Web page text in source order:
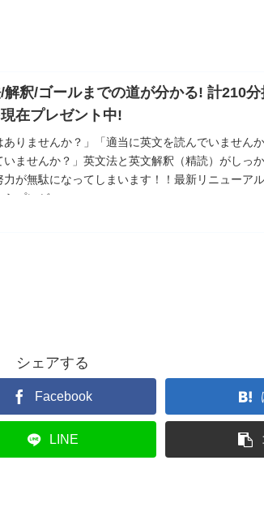
/解釈/ゴールまでの道が分かる! 計210
在プレゼント中!
ありませんか？」「適当に英文を読んでいません
ませんか？」英文法と英文解釈（精読）がしっ
力が無駄になってしまいます！！最新リニューア
らプレゼ
シェアする
Facebook
LINE